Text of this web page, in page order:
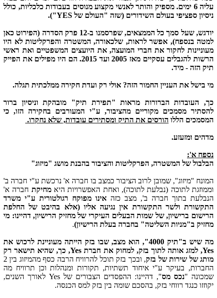
עליה 6 ימים. מספיק והותר לאנשי מקצוע מנוסים בעבודות כלכליות, כולל
ניסיון ספציפי בעולם השידורים (שזה "העולם של YES").
יודגש, שעל סמך כל הממצאים, שפרסמנו ב-12 פרק הסדרה (הפירוט כאן
למטה בנספח), אפשר לראות, שלכאורה, המשטרה והפרקליטות לא היו
מעוניינות לחקור את חברי המועצה, את היועצים המשפטיים ואת ראשי
הרשות להגבלים עסקיים מאז 2005 ועד 2015. הם היו מפילים את הפייק
תיק הזה - מיד.
מי בישל את העניין החמור הזה? אולי רק ועדת חקירה ממלכתית תגלה.
כך, העובדות הברורות מראות "תפירת תיק" מובהקת וניסיון ברור
להסתיר מסמכים מקוריים מהציבור, ע"י המעורבים בחקירה הזו, כי
המסמכים הללו הורסים את התיק ומסתירים עובדות, שלא נחקרו.
מדהים ומזעזע.
נספח א':
הבלבול של המשטרה, הפרקליטות והציבור בהבנת מושג "מיזוג"
המונח "מיזוג", שמובן לרוב הציבור כמצב בו חברה א' נרכשת ע"י חברה ב'
וממוזגת לתוכה (נבלעת לתוכה), ואחת האפשרויות היאמחיקת חברה א'
הנבלעת בתוך חברה ב', מצב כזה אינו מפוקח רגולטורית ע"י משרד
התקשורת ולשר התקשורת אין נגיעה אליו (אלא בהיבט של החלפת
הרישום ברישיון, של שמות הבעלים העיקרי של מחזיק הרישיון, דהיינו: מי
מחזיק ב"מניות השליטה" בחברה בעלת הרישיון).
מה שיש ב"תיק 4000", הוא מצב, שבו
בזק הייתה מעוניינת לרכוש את
Yes, למזג אותה לתוך בזק, למחוק את חברת Yes, כך, שהיא תישאר רק
מותג של שירות של בזק
, ובכך בזק תוכל להרוויח הרבה כסף מהמיזוג בין 2
החברות, בעיקר ע"י איחוד תשתיות, תקורות ומנהלות וכן תרוויח מה
שמכונה "נכס מס
", דהיינו: ההפסדים הצבורים של Yes לאורך השנים,
יקוזזו כנגד רווחי בזק, בהסכם שומה בין בזק למס הכנסה.